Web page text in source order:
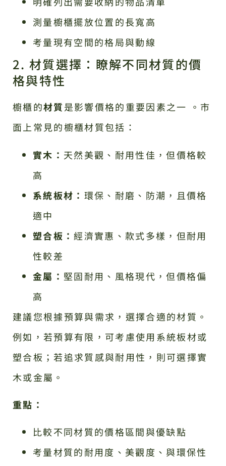
測量櫥櫃擺放位置的長寬高
考量現有空間的格局與動線
2. 材質選擇：瞭解不同材質的價
格與特性
櫥櫃的材質是影響價格的重要因素之一 。市
面上常見的櫥櫃材質包括：
實木： 天然美觀、耐用性佳，但價格較
高
系統板材： 環保、耐磨、防潮，且價格
適中
塑合板：經濟實惠、款式多樣，但耐用
性較差
金屬： 堅固耐用、風格現代，但價格偏
高
建議您根據預算與需求，選擇合適的材質。
例如，若預算有限，可考慮使用系統板材或
塑合板；若追求質感與耐用性，則可選擇實
木或金屬。
重點：
比較不同材質的價格區間與優缺點
考量材質的耐用度、美觀度、與環保性